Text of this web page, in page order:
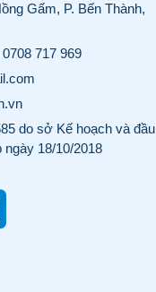
Gấm, P. Bến Thành,
0708 717 969
do sở Kế hoạch và đầu
18/10/2018